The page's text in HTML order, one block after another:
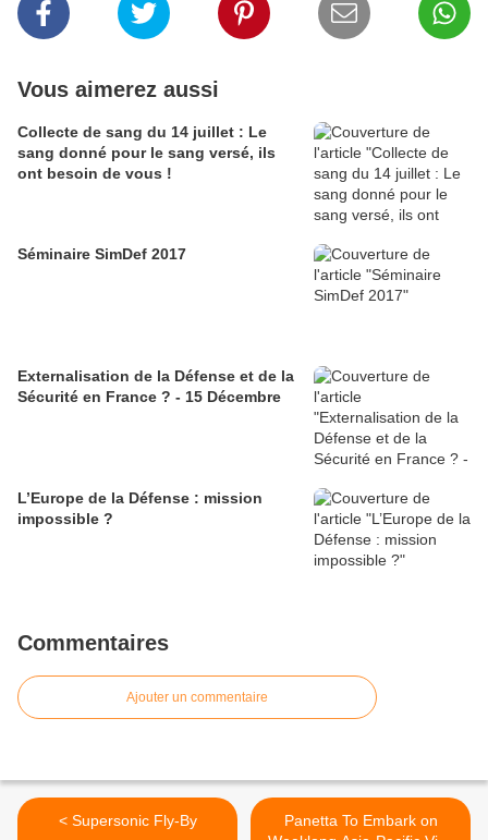
Vous aimerez aussi
Collecte de sang du 14 juillet : Le
sang donné pour le sang versé, ils
ont besoin de vous !
Séminaire SimDef 2017
Externalisation de la Défense et de la
Sécurité en France ? - 15 Décembre
L’Europe de la Défense : mission
impossible ?
Commentaires
Ajouter un commentaire
< Supersonic Fly-By
Panetta To Embark on